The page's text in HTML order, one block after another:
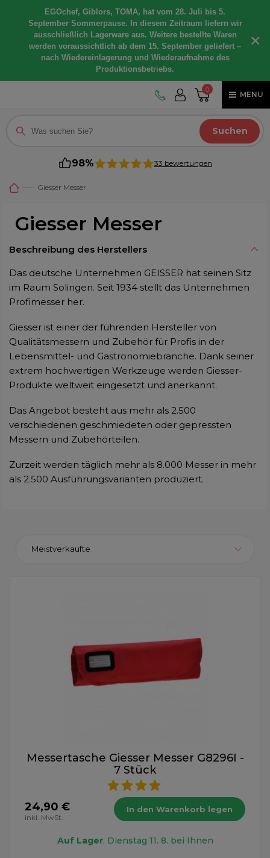
EGOchef, Giblors, TOMA, hat vom 28. Juli bis 5.
September Sommerpause. In diesem Zeitraum liefern wir
ausschließlich Lagerware aus. Weitere bestellte Waren
werden voraussichtlich ab dem 15. September geliefert –
nach Wiedereinlagerung und Wiederaufnahme des
Produktionsbetriebs.
×
0
MENU
Suchen
98% 33 bewertungen
Giesser Messer
Giesser Messer
Beschreibung des Herstellers
Das deutsche Unternehmen GEISSER hat seinen Sitz
im Raum Solingen. Seit 1934 stellt das Unternehmen
Profimesser her.
Giesser ist einer der führenden Hersteller von
Qualitätsmessern und Zubehör für Profis in der
Lebensmittel- und Gastronomiebranche. Dank seiner
extrem hochwertigen Werkzeuge werden Giesser-
Produkte weltweit eingesetzt und anerkannt.
Das Angebot besteht aus mehr als 2.500
verschiedenen geschmiedeten oder gepressten
Messern und Zubehörteilen.
Zurzeit werden täglich mehr als 8.000 Messer in mehr
als 2.500 Ausführungsvarianten produziert.
Meistverkaufte
Messertasche Giesser Messer G8296I -
7 Stück
24,90 €
inkl. MwSt.
In den Warenkorb legen
Auf Lager, Dienstag 11. 8. bei Ihnen